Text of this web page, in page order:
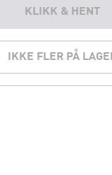
KLIKK & HENT
IKKE FLER PÅ